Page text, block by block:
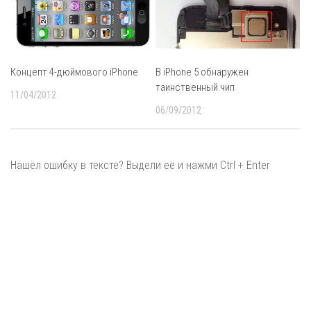
Концепт 4-дюймового iPhone
11/04/2012
В iPhone 5 обнаружен
таинственный чип
06/09/2012
Нашёл ошибку в тексте? Выдели её и нажми Ctrl + Enter